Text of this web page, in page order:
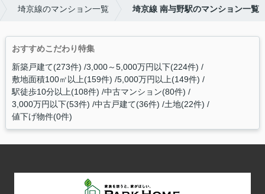
埼京線のマンション一覧 埼京線 南与野駅のマンション一覧
おすすめこだわり特集
新築戸建て(273件) 3,000～5,000万円以下(224件)
敷地面積100㎡以上(159件) 5,000万円以上(149件)
駅徒歩10分以上(108件) 中古マンション(80件)
3,000万円以下(53件) 中古戸建て(36件) 土地(22件)
値下げ物件(0件)